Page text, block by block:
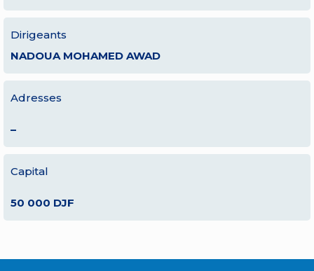
Dirigeants
NADOUA MOHAMED AWAD
Adresses
–
Capital
50 000 DJF